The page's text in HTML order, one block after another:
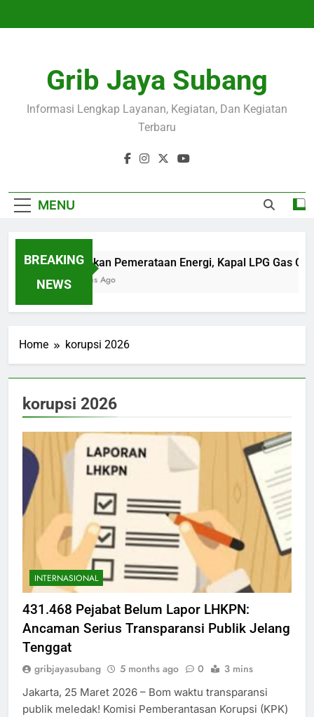
Grib Jaya Subang
Informasi Lengkap Layanan, Kegiatan, Dan Kegiatan
Terbaru
MENU
BREAKING
NEWS
Wujudkan Pemerataan Energi, Kapal LPG Gas
4 Months Ago
Home korupsi 2026
korupsi 2026
INTERNASIONAL
431.468 Pejabat Belum Lapor LHKPN:
Ancaman Serius Transparansi Publik Jelang
Tenggat
gribjayasubang 5 months ago 0 3 mins
Jakarta, 25 Maret 2026 – Bom waktu transparansi
publik meledak! Komisi Pemberantasan Korupsi (KPK)